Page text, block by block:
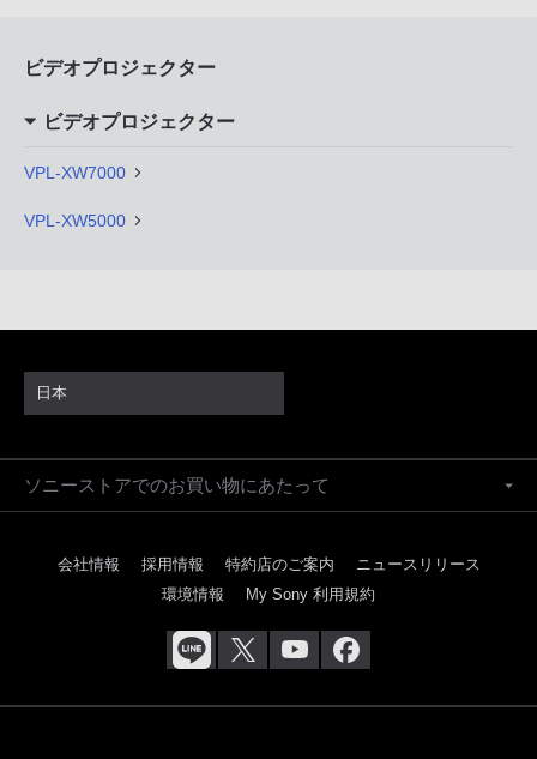
ビデオプロジェクター
ビデオプロジェクター
VPL-XW7000
VPL-XW5000
日本
ソニーストアでのお買い物にあたって
会社情報 採用情報 特約店のご案内
ニュースリリース
環境情報
My Sony 利用規約